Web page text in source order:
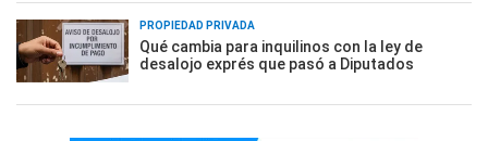
PROPIEDAD PRIVADA
Qué cambia para inquilinos con la ley de
desalojo exprés que pasó a Diputados